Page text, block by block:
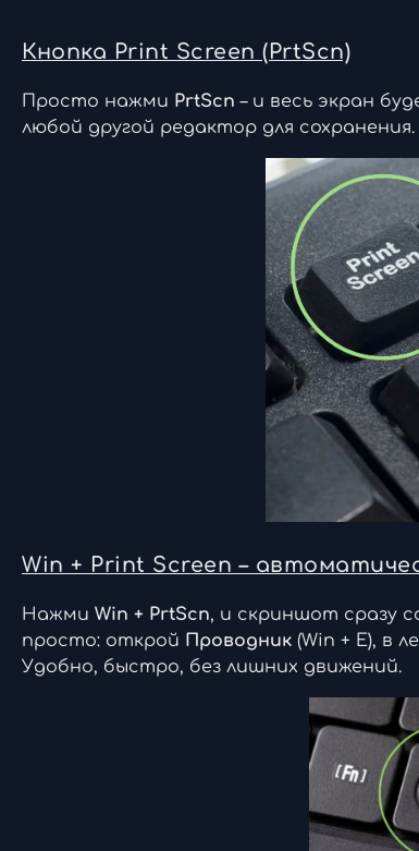
Кнопка Print Screen (PrtScn)
Просто нажми PrtScn – и весь экран
любой другой редактор для сохранения.
Win + Print Screen –
Нажми Win + PrtScn, и скриншот сразу
просто: открой Проводник (Win + E), в
Удобно, быстро, без лишних движений.